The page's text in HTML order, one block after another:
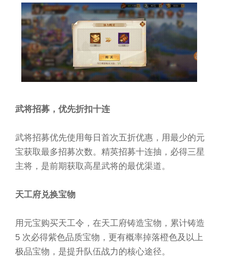
武将招募，优先折扣十连
武将招募优先使用每日首次五折优惠，用最少的元
宝获取最多招募次数。精英招募十连抽，必得三星
主将，是前期获取高星武将的最优渠道。
天工府兑换宝物
用元宝购买天工令，在天工府铸造宝物，累计铸造
5 次必得紫色品质宝物，更有概率掉落橙色及以上
极品宝物，是提升队伍战力的核心途径。